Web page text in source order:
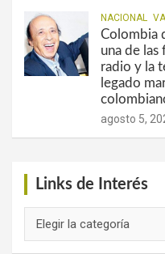
NACIONAL
Colombia
una de las
radio y la
legado
agosto 5,
Links de Interés